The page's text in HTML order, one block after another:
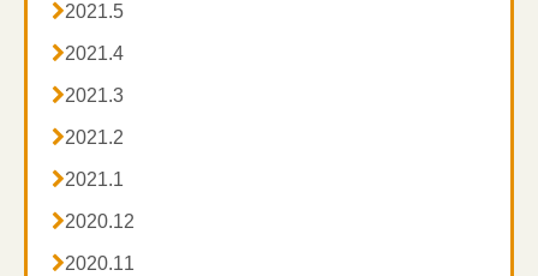
2021.5
2021.4
2021.3
2021.2
2021.1
2020.12
2020.11